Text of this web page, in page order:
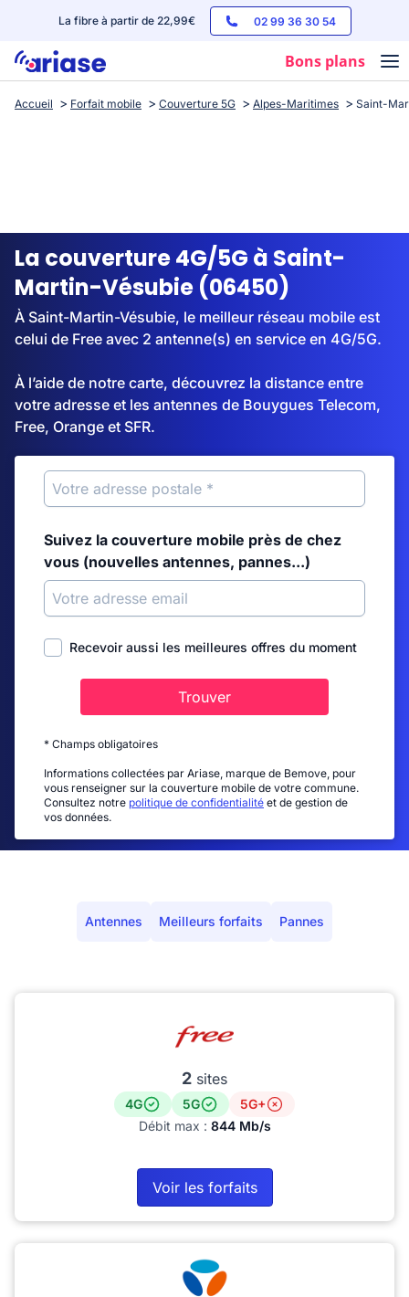
La fibre à partir de 22,99€ 02 99 36 30 54
Bons plans
Box internet
Streaming
Accueil Forfait mobile Couverture 5G Alpes-Maritimes Saint-
La couverture 4G/5G à Saint-
Martin-Vésubie (06450)
À Saint-Martin-Vésubie, le meilleur réseau mobile est
celui de Free avec 2 antenne(s) en service en 4G/5G.
À l’aide de notre carte, découvrez la distance entre
votre adresse et les antennes de Bouygues Telecom,
Free, Orange et SFR.
Suivez la couverture mobile près de chez
vous (nouvelles antennes, pannes...)
Recevoir aussi les meilleures offres du moment
Trouver
* Champs obligatoires
Informations collectées par Ariase, marque de Bemove, pour
vous renseigner sur la couverture mobile de votre commune.
Consultez notre politique de confidentialité et de gestion de
vos données.
Antennes Meilleurs forfaits Pannes
2 sites
4G 5G
5G+
Débit max : 844 Mb/s
Voir les forfaits